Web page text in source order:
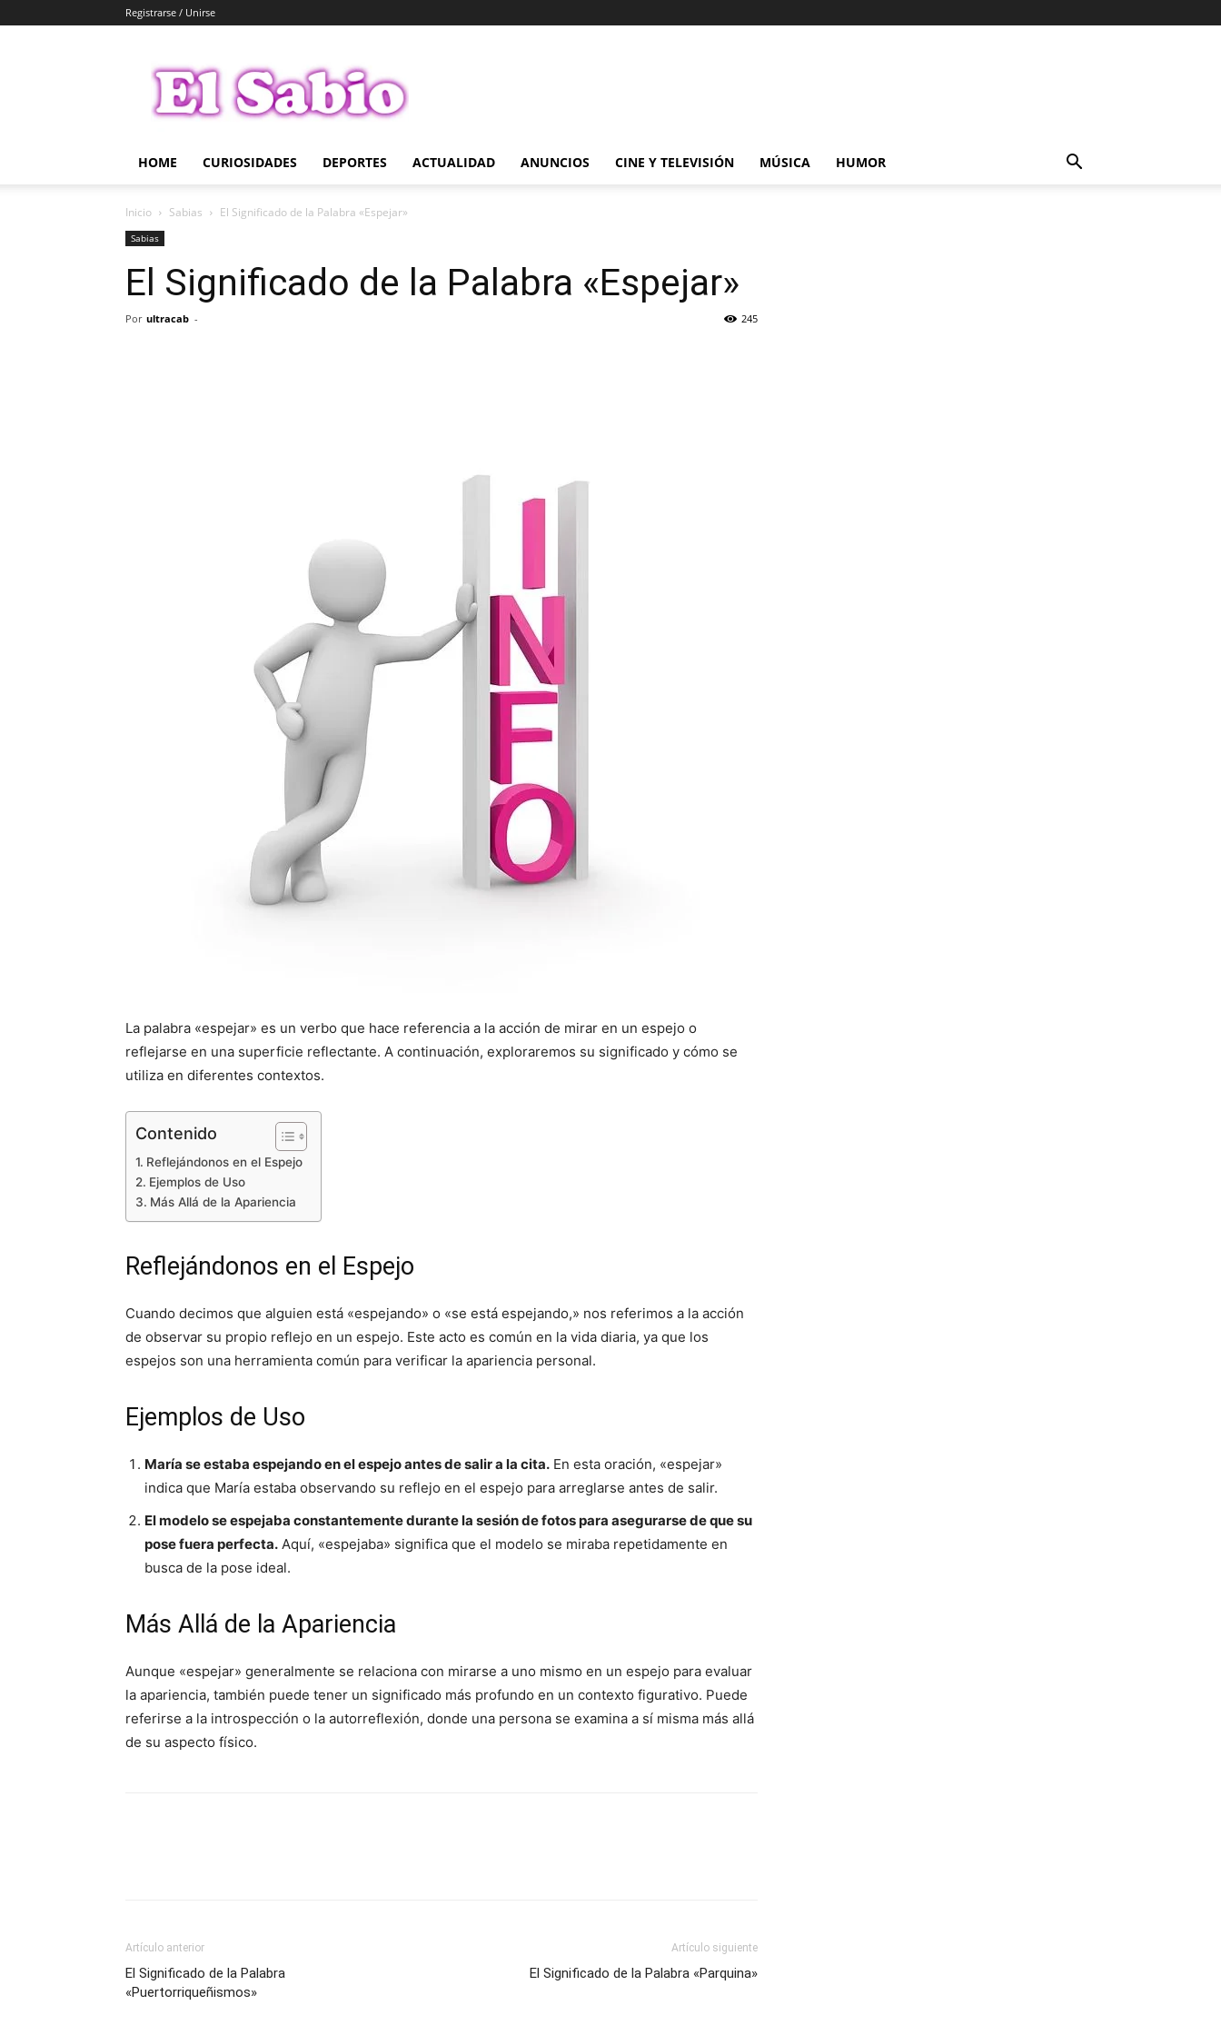
Registrarse / Unirse
Sabio
HOME CURIOSIDADES DEPORTES ACTUALIDAD ANUNCIOS CINE Y TELEVISIÓN MÚSICA HUMOR
Inicio Sabias El Significado de la Palabra «Espejar»
Sabias
El Significado de la Palabra «Espejar»
Por ultracab - 245
La palabra «espejar» es un verbo que hace referencia a la acción de mirar en un espejo o
reflejarse en una superficie reflectante. A continuación, exploraremos su significado y cómo se
utiliza en diferentes contextos.
Contenido
Reflejándonos en el Espejo
Ejemplos de Uso
Más Allá de la Apariencia
Reflejándonos en el Espejo
Cuando decimos que alguien está «espejando» o «se está espejando,» nos referimos a la acción
de observar su propio reflejo en un espejo. Este acto es común en la vida diaria, ya que los
espejos son una herramienta común para verificar la apariencia personal.
Ejemplos de Uso
María se estaba espejando en el espejo antes de salir a la cita. En esta oración, «espejar»
indica que María estaba observando su reflejo en el espejo para arreglarse antes de salir.
El modelo se espejaba constantemente durante la sesión de fotos para asegurarse de que su
pose fuera perfecta. Aquí, «espejaba» significa que el modelo se miraba repetidamente en
busca de la pose ideal.
Más Allá de la Apariencia
Aunque «espejar» generalmente se relaciona con mirarse a uno mismo en un espejo para evaluar
la apariencia, también puede tener un significado más profundo en un contexto figurativo. Puede
referirse a la introspección o la autorreflexión, donde una persona se examina a sí misma más allá
de su aspecto físico.
Artículo anterior
El Significado de la Palabra
«Puertorriqueñismos»
Artículo siguiente
El Significado de la Palabra «Parquina»